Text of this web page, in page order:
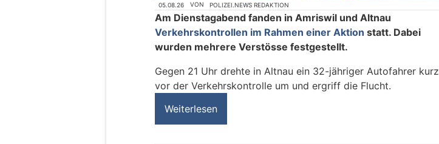
05.08.26 VON POLIZEI.NEWS REDAKTION
Am Dienstagabend fanden in Amriswil und Altnau
Verkehrskontrollen im Rahmen einer Aktion statt. Dabei
wurden mehrere Verstösse festgestellt.
Gegen 21 Uhr drehte in Altnau ein 32-jähriger Autofahrer kurz
vor der Verkehrskontrolle um und ergriff die Flucht.
Weiterlesen